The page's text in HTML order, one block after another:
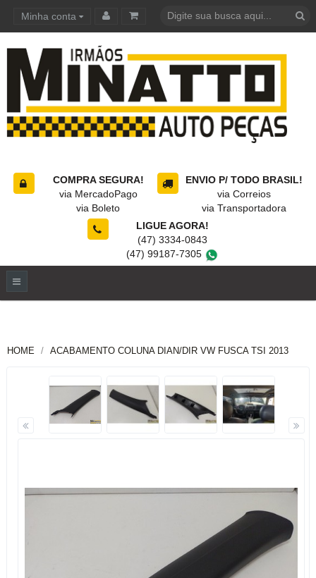
Minha conta
COMPRA SEGURA!
via MercadoPago
via Boleto
ENVIO P/ TODO BRASIL!
via Correios
via Transportadora
LIGUE AGORA!
(47) 3334-0843
(47) 99187-7305
HOME ACABAMENTO COLUNA DIAN/DIR VW FUSCA TSI 2013